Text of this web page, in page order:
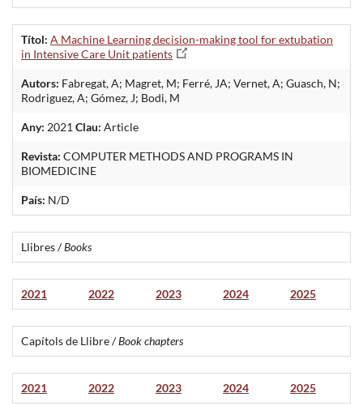
Títol: A Machine Learning decision-making tool for extubation
in Intensive Care Unit patients
Autors: Fabregat, A; Magret, M; Ferré, JA; Vernet, A; Guasch, N;
Rodriguez, A; Gómez, J; Bodi, M
Any: 2021 Clau: Article
Revista: COMPUTER METHODS AND PROGRAMS IN
BIOMEDICINE
País: N/D
Llibres /Books
2021 2022 2023 2024 2025
Capítols de Llibre /Book chapters
2021 2022 2023 2024 2025